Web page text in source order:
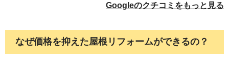
Googleのクチコミをもっと見る
なぜ価格を抑えた屋根リフォームができるの？